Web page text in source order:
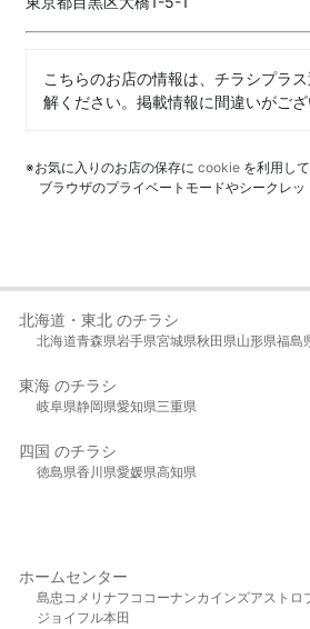
こちらのお店の情報は、チラシプラ
解ください。掲載情報に間違いがご
※お気に入りのお店の保存に cookie を利用して
ブラウザのプライベートモードやシークレ
北海道・東北 のチラシ
北海道青森県岩手県宮城県秋田県山形県福島
東海 のチラシ
岐阜県静岡県愛知県三重県
四国 のチラシ
徳島県香川県愛媛県高知県
ホームセンター
島忠 コメリ ナフコ コーナンカインズアストロ
ジョイフル本田